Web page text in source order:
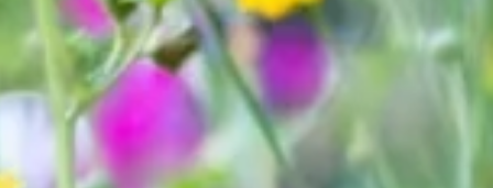
Bellen Mailen
Samen1Nergie is een initiatief van de gemeenten
Duiven en Westervoort